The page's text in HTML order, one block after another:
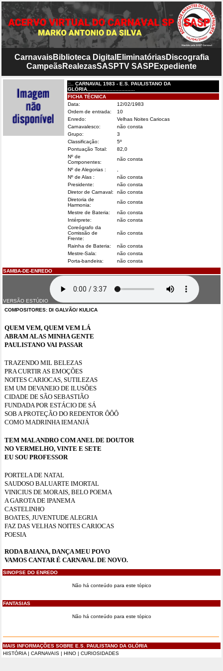
CarnavaisBiblioteca Digital EliminatóriasDiscografia
CampeãsRealezasSASPTV SASP Expediente
::.. CARNAVAL 1983 - E.S. PAULISTANO DA
GLÓRIA................................
FICHA TÉCNICA
Data:
12/02/1983
Ordem de entrada:
10
Enredo:
Velhas Noites Cariocas
Carnavalesco:
não consta
Grupo:
3
Classificação:
5º
Pontuação Total:
82,0
Nº de
Componentes:
não consta
Nº de Alegorias :
Nº de Alas :
não consta
Presidente:
não consta
Diretor de Carnaval:
não consta
Diretoria de
Harmonia:
não consta
Mestre de Bateria:
não consta
Intérprete:
não consta
Coreógrafo da
Comissão de
Frente:
não consta
Rainha de Bateria:
não consta
Mestre-Sala:
não consta
Porta-bandeira:
não consta
SAMBA-DE-ENREDO
VERSÃO ESTÚDIO
COMPOSITORES: DI GALVÃO/ KULICA
QUEM VEM, QUEM VEM LÁ
ABRAM ALAS MINHA GENTE
PAULISTANO VAI PASSAR
TRAZENDO MIL BELEZAS
PRA CURTIR AS EMOÇÕES
NOITES CARIOCAS, SUTILEZAS
EM UM DEVANEIO DE ILUSÕES
CIDADE DE SÃO SEBASTIÃO
FUNDADA POR ESTÁCIO DE SÁ
SOB A PROTEÇÃO DO REDENTOR ÔÔÔ
COMO MADRINHA IEMANJÁ
TEM MALANDRO COM ANEL DE DOUTOR
NO VERMELHO, VINTE E SETE
EU SOU PROFESSOR
PORTELA DE NATAL
SAUDOSO BALUARTE IMORTAL
VINICIUS DE MORAIS, BELO POEMA
A GAROTA DE IPANEMA
CASTELINHO
BOATES, JUVENTUDE ALEGRIA
FAZ DAS VELHAS NOITES CARIOCAS
POESIA
RODA BAIANA, DANÇA MEU POVO
VAMOS CANTAR É CARNAVAL DE NOVO.
SINOPSE DO ENREDO
Não há conteúdo para este tópico
FANTASIAS
Não há conteúdo para este tópico
MAIS INFORMAÇÕES SOBRE E.S. PAULISTANO DA GLÓRIA
HISTÓRIA | CARNAVAIS | HINO | CURIOSIDADES